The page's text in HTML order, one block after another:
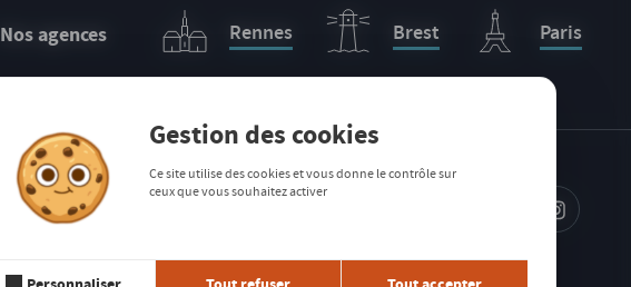
Nos agences Rennes Brest Paris
S'INSCRIRE À LA
NEWSLETTER
Gestion des cookies
Ce site utilise des cookies et vous donne le contrôle sur
ceux que vous souhaitez activer